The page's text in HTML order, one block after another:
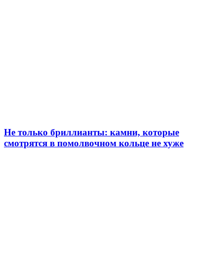
Не только бриллианты: камни, которые
смотрятся в помолвочном кольце не хуже